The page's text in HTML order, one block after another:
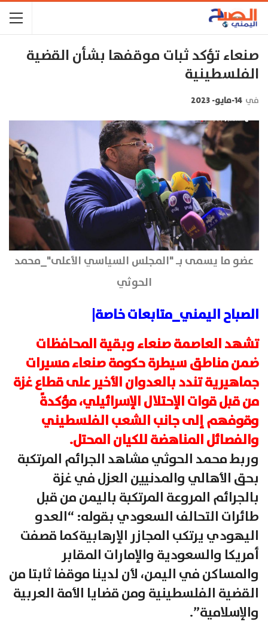
صنعاء تؤكد ثبات موقفها بشأن القضية
الفلسطينية
في 14-مايو- 2023
عضو ما يسمى بـ "المجلس السياسي الأعلى"_محمد
الحوثي
الصباح اليمني_متابعات خاصة|
تشهد العاصمة صنعاء وبقية المحافظات
ضمن مناطق سيطرة حكومة صنعاء مسيرات
جماهيرية تندد بالعدوان الأخير على قطاع غزة
من قبل قوات الإحتلال الإسرائيلي، مؤكدةً
وقوفهم إلى جانب الشعب الفلسطيني
والفصائل المناهضة للكيان المحتل.
وربط محمد الحوثي مشاهد الجرائم المرتكبة
بحق الأهالي والمدنيين العزل في غزة
بالجرائم المروعة المرتكبة باليمن من قبل
طائرات التحالف السعودي بقوله: “العدو
اليهودي يرتكب المجازر الإرهابيةكما قصفت
أمريكا والسعودية والإمارات المقابر
والمساكن في اليمن، لأن لدينا موقفا ثابتا من
القضية الفلسطينية ومن قضايا الأمة العربية
والإسلامية”.